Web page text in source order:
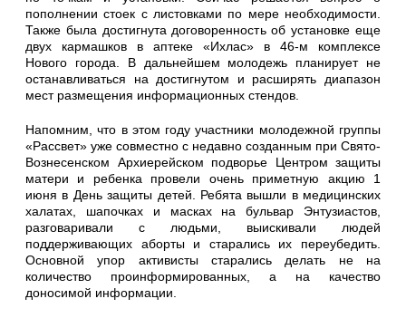
пополнении стоек с листовками по мере необходимости.
Также была достигнута договоренность об установке еще
двух кармашков в аптеке «Ихлас» в 46-м комплексе
Нового города. В дальнейшем молодежь планирует не
останавливаться на достигнутом и расширять диапазон
мест размещения информационных стендов.
Напомним, что в этом году участники молодежной группы
«Рассвет» уже совместно с недавно созданным при Свято-
Вознесенском Архиерейском подворье Центром защиты
матери и ребенка провели очень приметную акцию 1
июня в День защиты детей. Ребята вышли в медицинских
халатах, шапочках и масках на бульвар Энтузиастов,
разговаривали с людьми, выискивали людей
поддерживающих аборты и старались их переубедить.
Основной упор активисты старались делать не на
количество проинформированных, а на качество
доносимой информации.